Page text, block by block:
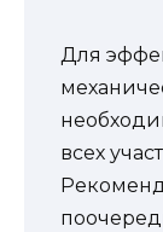
Для
всех